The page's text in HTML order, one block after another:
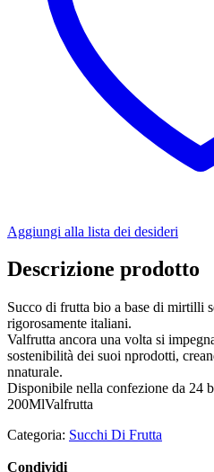
Aggiungi alla lista dei desideri
Descrizione prodotto
Succo di frutta bio a base di mirtilli
rigorosamente italiani.
Valfrutta ancora una volta si
sostenibilità dei suoi nprodotti,
nnaturale.
Disponibile nella confezione da 24
200MlValfrutta
Categoria: Succhi Di Frutta
Condividi